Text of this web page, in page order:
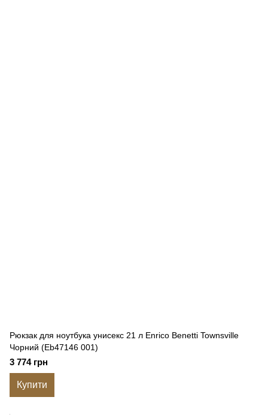
Рюкзак для ноутбука унисекс 21 л Enrico Benetti Townsville
Чорний (Eb47146 001)
3 774 грн
Купити